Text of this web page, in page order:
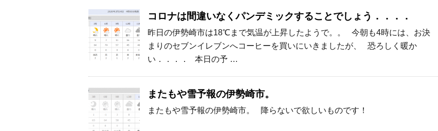
コロナは間違いなくパンデミックすることでしょう．．．．
昨日の伊勢崎市は18℃まで気温が上昇したようで。。 今朝も4時には、お決
まりのセブンイレブンへコーヒーを買いにいきましたが、 恐ろしく暖か
い．．．． 本日の予 …
またもや雪予報の伊勢崎市。
またもや雪予報の伊勢崎市。 降らないで欲しいものです！